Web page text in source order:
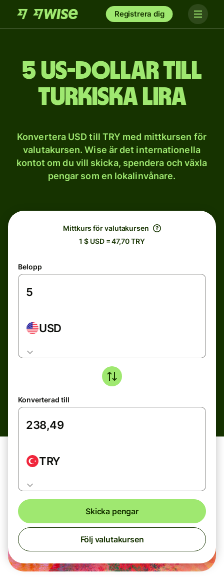
Registrera dig
5 US-dollar till
turkiska lira
Konvertera USD till TRY med mittkursen för
valutakursen. Wise är det internationella
kontot om du vill skicka, spendera och växla
pengar som en lokalinvånare.
Mittkurs för valutakursen
1 $ USD = 47,70 TRY
Belopp
USD
Konverterad till
TRY
Skicka pengar
Följ valutakursen